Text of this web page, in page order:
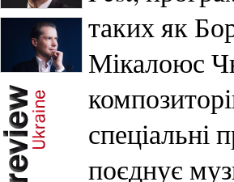
таких як
Мікалоюс
спеціальні
поєднує